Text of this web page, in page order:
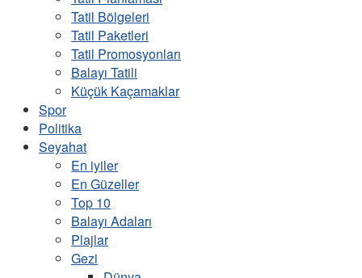
Tatil Bölgeleri
Tatil Paketleri
Tatil Promosyonları
Balayı Tatili
Küçük Kaçamaklar
Spor
Politika
Seyahat
En iyiler
En Güzeller
Top 10
Balayı Adaları
Plajlar
Gezi